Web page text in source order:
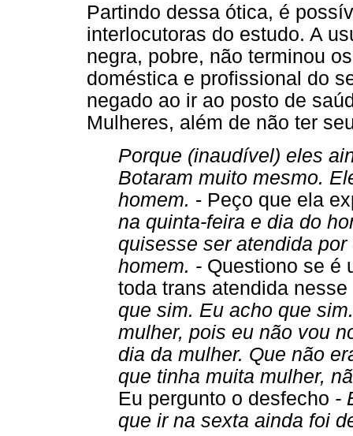
Partindo dessa ótica, é
interlocutoras do estudo. A
negra, pobre, não terminou
doméstica e profissional do
negado ao ir ao posto de
Mulheres, além de não ter
Porque (inaudível) eles
Botaram muito mesmo.
homem. - Peço que ela
na quinta-feira e dia do
quisesse ser atendida
homem. - Questiono se é
toda trans atendida
que sim. Eu acho que
mulher, pois eu não vou
dia da mulher. Que não
que tinha muita mulher,
Eu pergunto o desfecho -
que ir na sexta ainda foi